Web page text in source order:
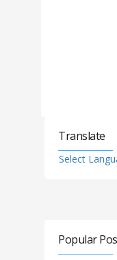
Translate
Select
Popular